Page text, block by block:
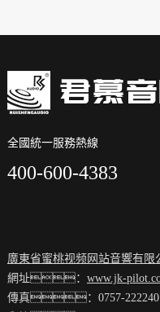
全國統一服務熱線
400-600-4383
廣東省蜜桃视频网站音響有限
網址： www.jk-
傳真：0757-